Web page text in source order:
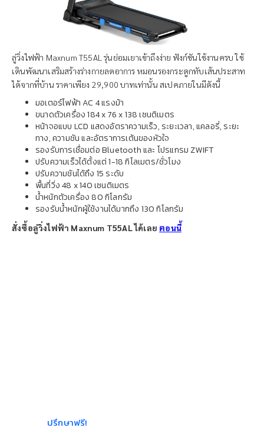
ลู่วิ่งไฟฟ้า Maxnum T55AL รุ่นย่อมเยาเข้าถึงง่าย ฟังก์ชันใช้งานครบ ใช้
เดินพัฒนาเสริมสร้างร่างกายลดอาการ หมอนรองกระดูกทับเส้นประสาท
ได้จากที่บ้าน ราคาเพียง 29,900 บาทเท่านั้น สเปคภายในมีดังนี้
มอเตอร์ไฟฟ้า AC 4 แรงม้า
ขนาดตัวเครื่อง 184 x 76 x 138 เซนติเมตร
หน้าจอแบบ LCD แสดงอัตราความเร็ว, ระยะเวลา, แคลอรี่, ระยะ
ทาง, ความชัน และอัตราการเต้นของหัวใจ
รองรับการเชื่อมต่อ Bluetooth และ โปรแกรม ZWIFT
ปรับความเร็วได้ตั้งแต่ 1-18 กิโลเมตร/ชั่วโมง
ปรับความชันได้ถึง 15 ระดับ
พื้นที่วิ่ง 48 x 140 เซนติเมตร
น้ำหนักตัวเครื่อง 80 กิโลกรัม
รองรับน้ำหนักผู้ใช้งานได้มากถึง 130 กิโลกรัม
สั่งซื้อลู่วิ่งไฟฟ้า Maxnum T55AL ได้เลย ตอนนี้
ปรึกษาฟรี!